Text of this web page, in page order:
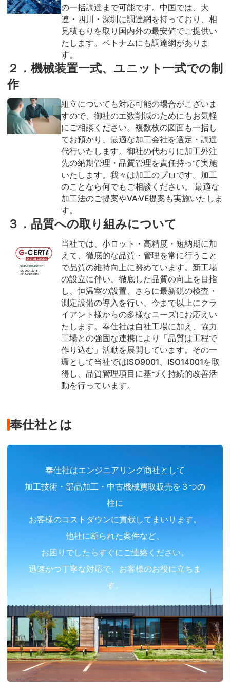
の一括調達まで可能です。中国では、大
連・四川・深圳に調達網を持っており、相
見積もりを取り国内外の最安値でご提供い
たします。ベトナムにも調達網がありま
す。
２．機械装置一式、ユニット一式での制
作
組立についても対応可能の場合がこざいま
すので、御社のエ数削減のためにもお気軽
にご相談ください。複数枚の図面も一括し
てお預かり、最適な加工会社を選定・調達
代行いたします。御社の代わりに加工外注
先の納期管理・品質管理を責任持って実施
いたします。我々は加工のプロです。加工
のことなら何でもご相談ください。 最適な
加工法のご提案やVA·VE提案も実施いたしま
す。
３．品質への取り組みについて
当社では、小ロット・高精度・短納期に加
えて、徹底的な品質・管理を常に行うこと
で品質の維持向上に努めています。新工場
の設立に伴い、徹底した品質の向上を目指
し、恒温室の設置、さらに最新鋭の検査・
測定設備の導入を行い、今まで以上にクラ
イアント様からの多様なニーズにお応えい
たします。奉仕社は自社工場に加え、協力
工場との強固な連携により「品質は工程で
作り込む」活動を展開しています。その一
環として当社ではISO9001、ISO14001を取
得し、品質管理項目に基づく持続的改善活
動を行っています。
奉仕社とは
奉仕社はエンジニアリング商社として
加工技術・部品加工・中古機械買取販売を３つの
柱に
お客様のコストダウンに貢献してまいります。
他社に断られた案件など、
お困りでしたらすぐにご連絡ください。
迅速かつ丁寧な対応で、お客様のお役に立ちま
す。